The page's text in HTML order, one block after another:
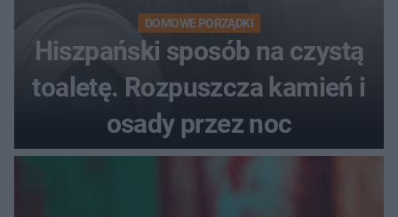
DOMOWE PORZĄDKI
Hiszpański sposób na czystą
toaletę. Rozpuszcza kamień i
osady przez noc